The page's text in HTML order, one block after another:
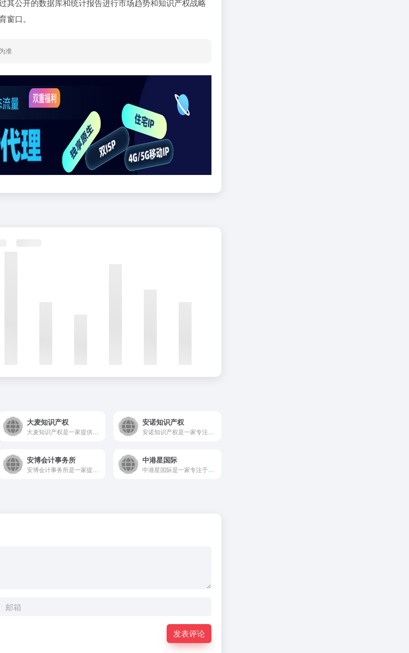
其公开的数据库和统计报告进行市场趋势和知识产权战略
窗口。
准
大麦知识产权
大麦知识产权是一家提供全方位知识产权服务的在线平台，致力于通...
安诺知识产权
安博会计事务所 中港星国际
发表评论